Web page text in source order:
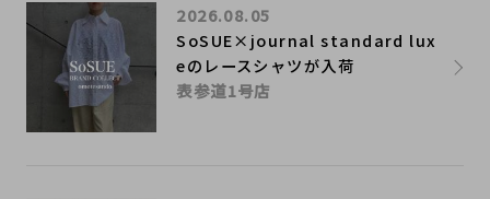
SoSUE×journal standard lux
eのレースシャツが入荷
2026.08.05
表参道1号店